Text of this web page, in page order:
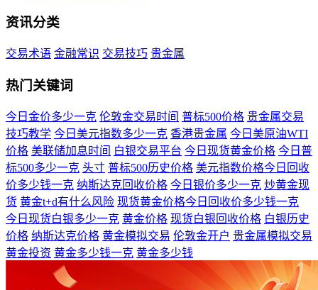
资讯分类
交易术语 金融常识 交易技巧 贵金属
热门关键词
今日金价多少一克 伦敦金交易时间 普标500价格 贵金属交易
技巧教学 今日美元指数多少一克 香港贵金属 今日美原油WTI
价格 美联储加息时间 白银交易平台 今日现货黄金价格 今日普
标500多少一克 头寸 普标500历史价格 美元指数价格今日回收
价多少钱一克 纳斯达克回收价格 今日银价多少一克 炒黄金现
货 黄金t+d有什么风险 现货黄金价格今日回收价多少钱一克
今日现货白银多少一克 黄金价格 现货白银回收价格 白银历史
价格 纳斯达克价格 黄金模拟交易 伦敦金开户 贵金属模拟交易
黄金投资 黄金多少钱一克 黄金多少钱